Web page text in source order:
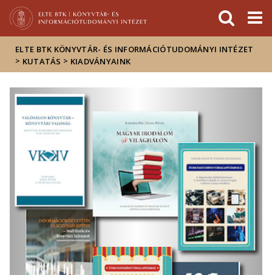
Hírek
Események
ELTE a
sajtóban
ELTE BTK KÖNYVTÁR- ÉS INFORMÁCIÓTUDOMÁNYI INTÉZET
> KUTATÁS > KIADVÁNYAINK